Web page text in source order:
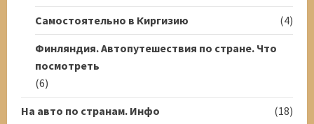
Самостоятельно в Киргизию
(4)
Финляндия. Автопутешествия по стране. Что
посмотреть
(6)
На авто по странам. Инфо
(18)